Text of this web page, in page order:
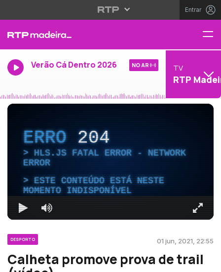
Entrar
Verão Cá Dentro 2026 NO AR TV
RTP
ERRO204
HLS.JS FATAL ERROR - NETWORK
ERROR
ESTE CONTEÚDO ESTÁ NESTE
MOMENTO INDISPONÍVEL
DESPORTO 01 jun, 2021, 22:55
Calheta promove prova de trail